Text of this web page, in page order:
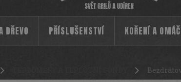
DŘEVO PŘÍSLUŠENSTVÍ KOŘENÍ A